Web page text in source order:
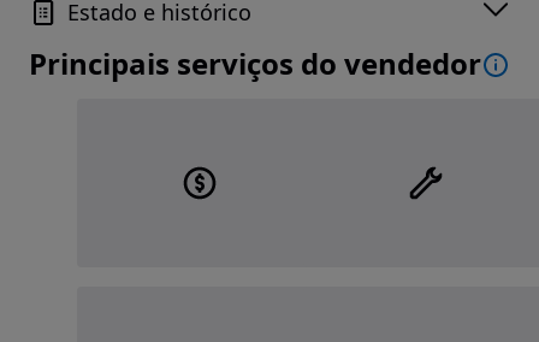
Estado e histórico
Principais serviços do vendedor